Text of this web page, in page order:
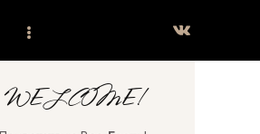
WELCOME!